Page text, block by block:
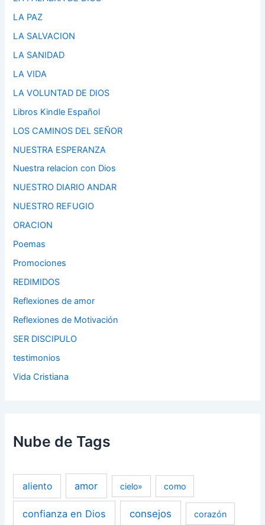
LA PAZ
LA SALVACION
LA SANIDAD
LA VIDA
LA VOLUNTAD DE DIOS
Libros Kindle Español
LOS CAMINOS DEL SEÑOR
NUESTRA ESPERANZA
Nuestra relacion con Dios
NUESTRO DIARIO ANDAR
NUESTRO REFUGIO
ORACION
Poemas
Promociones
REDIMIDOS
Reflexiones de amor
Reflexiones de Motivación
SER DISCIPULO
testimonios
Vida Cristiana
Nube de Tags
aliento amor cielo» como
confianza en Dios consejos corazón